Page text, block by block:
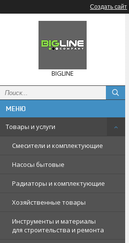
Создать сайт
BIGLINE
Товары и услуги
Смесители и комплектующие
Насосы бытовые
Радиаторы и комплектующие
Хозяйственные товары
Инструменты и материалы
для строительства и ремонта